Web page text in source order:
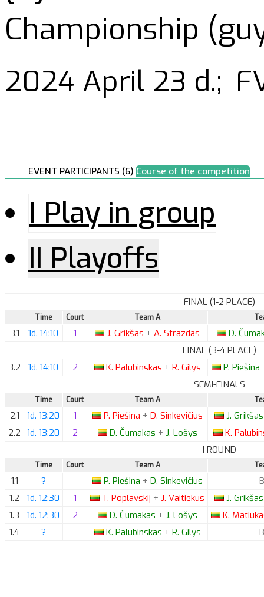
Championship
2024 April 23 d.;
EVENT PARTICIPANTS (6) Course of the competition
I Play in group
II Playoffs
FINAL (1-2 PLACE)
Time Court Team A
3.1 1d. 14:10 1 J. Grikšas + A. Strazdas D.
FINAL (3-4 PLACE)
3.2
1d. 14:10 2 K. Palubinskas + R. Gilys P. Piešina
SEMI-FINALS
Time Court Team A
2.1 1d. 13:20 1 P. Piešina + D. Sinkevičius J.
2.2 1d. 13:20 2 D. Čumakas + J. Lošys K.
I ROUND
Time Court Team A
1.1 ? P. Piešina + D. Sinkevičius
1.2
1d. 12:30 1 T. Poplavskij + J. Vaitiekus J.
1.3
1d. 12:30 2 D. Čumakas + J. Lošys K.
1.4
? K. Palubinskas + R. Gilys